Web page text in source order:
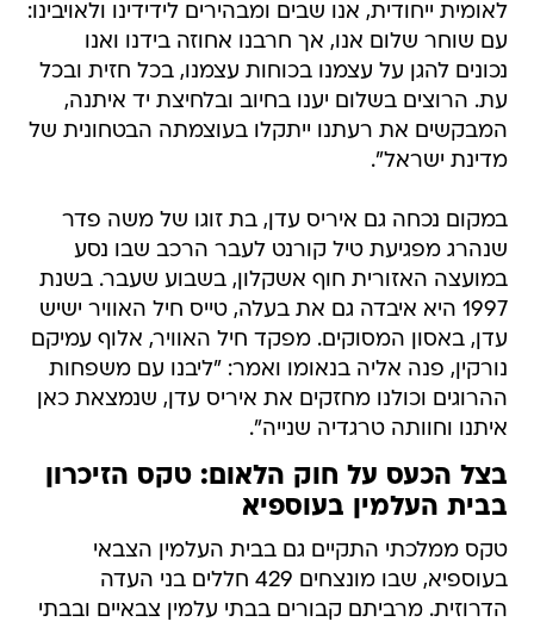
לאומית ייחודית, אנו שבים ומבהירים לידידינו ולאויבינו:
עם שוחר שלום אנו, אך חרבנו אחוזה בידנו ואנו
נכונים להגן על עצמנו בכוחות עצמנו, בכל חזית ובכל
עת. הרוצים בשלום יענו בחיוב ובלחיצת יד איתנה,
המבקשים את רעתנו ייתקלו בעוצמתה הבטחונית של
מדינת ישראל".
במקום נכחה גם איריס עדן, בת זוגו של משה פדר
שנהרג מפגיעת טיל קורנט לעבר הרכב שבו נסע
במועצה האזורית חוף אשקלון, בשבוע שעבר. בשנת
1997 היא איבדה גם את בעלה, טייס חיל האוויר ישיש
עדן, באסון המסוקים. מפקד חיל האוויר, אלוף עמיקם
נורקין, פנה אליה בנאומו ואמר: "ליבנו עם משפחות
ההרוגים וכולנו מחזקים את איריס עדן, שנמצאת כאן
איתנו וחוותה טרגדיה שנייה".
בצל הכעס על חוק הלאום: טקס הזיכרון
בבית העלמין בעוספיא
טקס ממלכתי התקיים גם בבית העלמין הצבאי
בעוספיא, שבו מונצחים 429 חללים בני העדה
הדרוזית. מרביתם קבורים בבתי עלמין צבאיים ובבתי